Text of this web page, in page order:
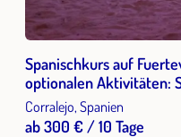
Spanischkurs auf
optionalen Aktivitäten:
surf
Corralejo, Spanien
ab 300 € / 10 Tage